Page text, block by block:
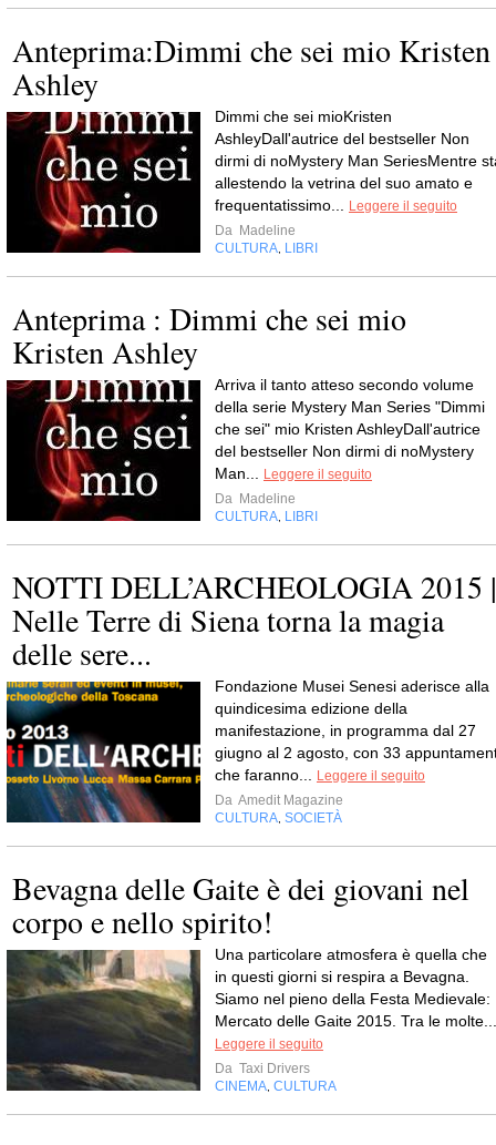
Anteprima:Dimmi che sei mio Kristen
Ashley
Dimmi che sei mioKristen
AshleyDall'autrice del bestseller Non
dirmi di noMystery Man SeriesMentre
allestendo la vetrina del suo amato e
frequentatissimo...
Leggere il seguito
Da Madeline
CULTURA LIBRI
Anteprima : Dimmi che sei mio
Kristen Ashley
Arriva il tanto atteso secondo volume
della serie Mystery Man Series "Dimmi
che sei" mio Kristen AshleyDall'autrice
del bestseller Non dirmi di noMystery
Man...
Leggere il seguito
Da Madeline
CULTURA LIBRI
NOTTI DELL’ARCHEOLOGIA 2015 |
Nelle Terre di Siena torna la magia
delle sere...
Fondazione Musei Senesi aderisce alla
quindicesima edizione della
manifestazione, in programma dal 27
giugno al 2 agosto, con 33
che faranno...
Leggere il seguito
Da Amedit Magazine
CULTURA SOCIETÀ
Bevagna delle Gaite è dei giovani nel
corpo e nello spirito!
Una particolare atmosfera è quella che
in questi giorni si respira a Bevagna.
Siamo nel pieno della Festa Medievale:
Mercato delle Gaite 2015. Tra le molte...
Leggere il seguito
Da Taxi Drivers
CINEMA CULTURA